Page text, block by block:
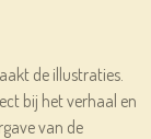
de illustraties.
bij het verhaal en
van de